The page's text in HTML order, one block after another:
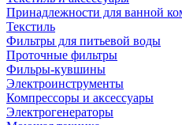
Принадлежности для ванной
Текстиль
Фильтры для питьевой воды
Проточные фильтры
Фильры-кувшины
Электроинструменты
Компрессоры и аксессуары
Электрогенераторы